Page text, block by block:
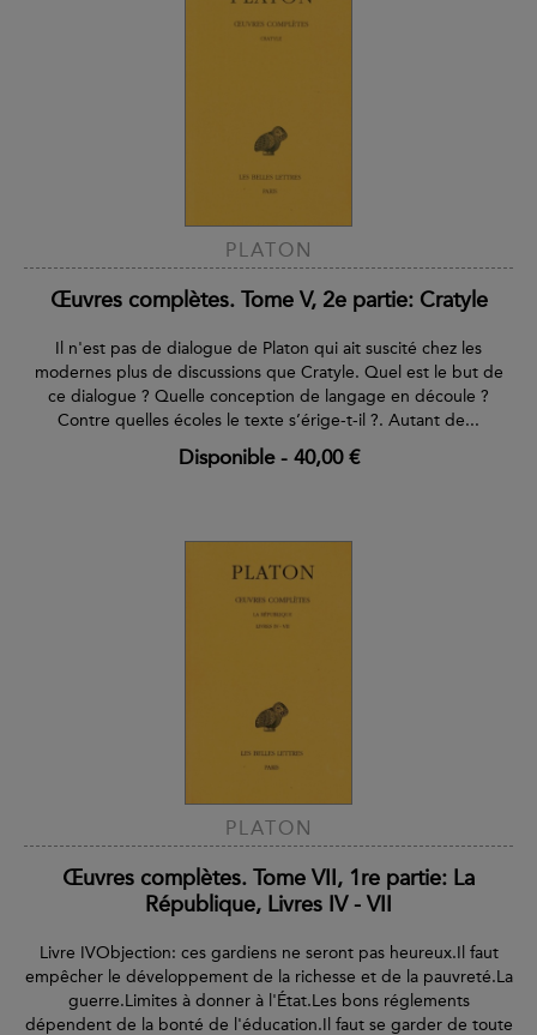
PLATON
Œuvres complètes. Tome V, 2e partie: Cratyle
Il n'est pas de dialogue de Platon qui ait suscité chez les
modernes plus de discussions que Cratyle. Quel est le but de
ce dialogue ? Quelle conception de langage en découle ?
Contre quelles écoles le texte s’érige-t-il ?. Autant de...
Disponible- 40,00 €
PLATON
Œuvres complètes. Tome VII, 1re partie: La
République, Livres IV - VII
Livre IVObjection: ces gardiens ne seront pas heureux.Il faut
empêcher le développement de la richesse et de la pauvreté.La
guerre.Limites à donner à l'État.Les bons réglements
dépendent de la bonté de l'éducation.Il faut se garder de toute